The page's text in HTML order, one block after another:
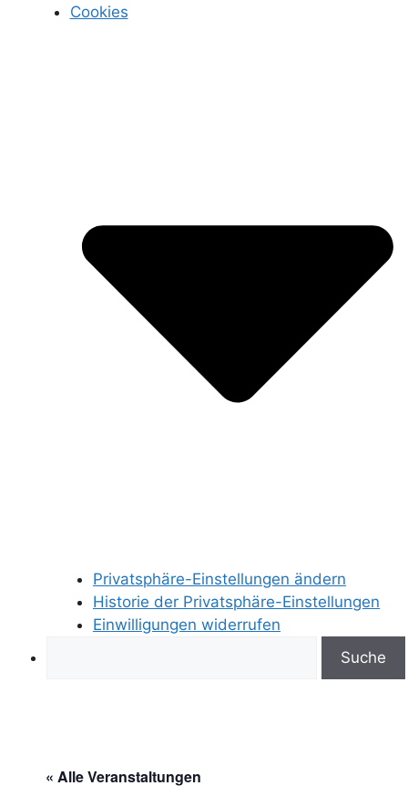
Cookies
Privatsphäre-Einstellungen ändern
Historie der Privatsphäre-Einstellungen
Einwilligungen widerrufen
« Alle Veranstaltungen